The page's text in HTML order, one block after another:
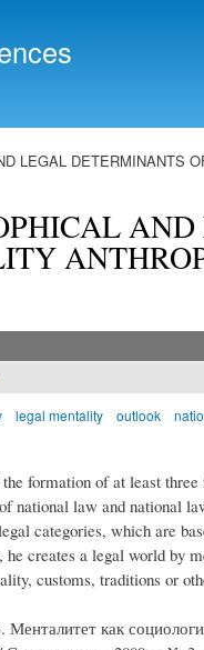
content
LEGAL DETERMINANTS
legal mentality outlook
the formation of at least
national law and national
categories, which are
he creates a legal world by
customs, traditions or
как